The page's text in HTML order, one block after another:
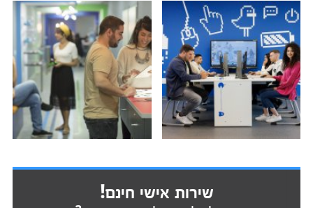
שירות אישי חינם!